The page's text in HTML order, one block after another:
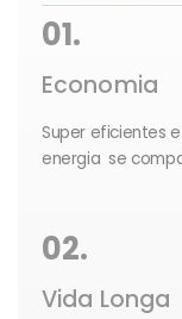
01.
Economia
Super eficientes
energia se
02.
Vida Longa